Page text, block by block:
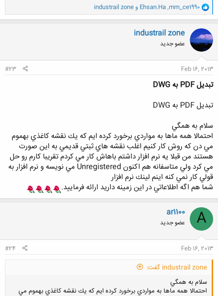
و
ا
ک
ن
ش
ه
ا
mm_ce1990
,
Ehsan.Ha و industrail zone
industrail zone
عضو جدید
Feb 16, 2013
#23
تبديل PDF به DWG
تبديل PDF به DWG
سلام به همگي
احتمالا همه ماها به مواردي برخورد كرده ايم كه يك نقشه كاغذي بهموم
مي دن كه روش كار كنيم اغلب نقشه هاي ثبتي قديمي به اين صورت
هستند من قبلا يه نرم افزار داشتم باهاش كار مي كردم تقريبا كارم رو حل
مي كرد ولي متاسفانه هم اكنون Unregistered مي نويسه و نرم افزار به
قولي كار نمي كنه اينم لينك نرم افزار
شما هم اگه اطلاعاتي در اين زمينه داريد ارائه فرماييد.
A
ar1100
عضو جدید
Feb 16, 2013
#24
industrail zone گفت:
سلام به همگي
احتمالا همه ماها به مواردي برخورد كرده ايم كه يك نقشه كاغذي بهموم مي